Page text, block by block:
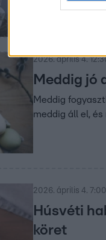
Miért lett a
2026. április 4.
Meddig jó
Meddig
meddig áll el,
2026. április 4. 7:00
Húsvéti
köret